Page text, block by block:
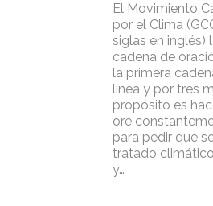
El Movimiento
por el Clima
siglas en inglés)
cadena de
la primera
línea y por tres
propósito es
ore
para pedir que
tratado
y…